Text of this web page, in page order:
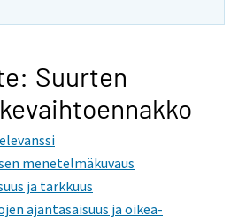
Suurten
menetelmäkuvaus
ja tarkkuus
ajantasaisuus ja oikea-